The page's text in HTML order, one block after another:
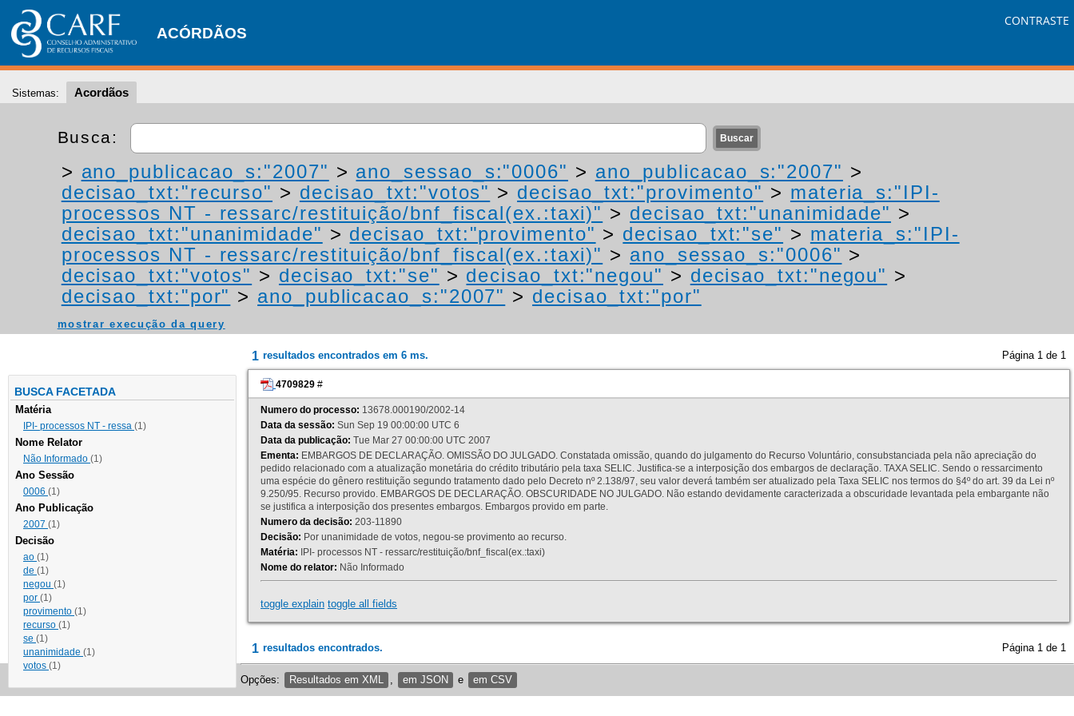
ACÓRDÃOS
CONTRASTE
Sistemas: Acordãos
Busca:
> ano_publicacao_s:"2007" > ano_sessao_s:"0006" > ano_publicacao_s:"2007" >
decisao_txt:"recurso" > decisao_txt:"votos" > decisao_txt:"provimento" > materia_s:"IPI-
processos NT - ressarc/restituição/bnf_fiscal(ex.:taxi)" > decisao_txt:"unanimidade" >
decisao_txt:"unanimidade" > decisao_txt:"provimento" > decisao_txt:"se" > materia_s:"IPI-
processos NT - ressarc/restituição/bnf_fiscal(ex.:taxi)" > ano_sessao_s:"0006" >
decisao_txt:"votos" > decisao_txt:"se" > decisao_txt:"negou" > decisao_txt:"negou" >
decisao_txt:"por" > ano_publicacao_s:"2007" > decisao_txt:"por"
mostrar execução da query
BUSCA FACETADA
Matéria
IPI- processos NT - ressa (1)
Nome Relator
Não Informado (1)
Ano Sessão
0006 (1)
Ano Publicação
2007 (1)
Decisão
ao (1)
de (1)
negou (1)
por (1)
provimento (1)
recurso (1)
se (1)
unanimidade (1)
votos (1)
1 resultados encontrados em 6 ms. Página 1 de 1
4709829 #
Numero do processo: 13678.000190/2002-14
Data da sessão: Sun Sep 19 00:00:00 UTC 6
Data da publicação: Tue Mar 27 00:00:00 UTC 2007
Ementa: EMBARGOS DE DECLARAÇÃO. OMISSÃO DO JULGADO. Constatada omissão, quando do julgamento do Recurso Voluntário, consubstanciada pela não apreciação do
pedido relacionado com a atualização monetária do crédito tributário pela taxa SELIC. Justifica-se a interposição dos embargos de declaração. TAXA SELIC. Sendo o ressarcimento
uma espécie do gênero restituição segundo tratamento dado pelo Decreto nº 2.138/97, seu valor deverá também ser atualizado pela Taxa SELIC nos termos do §4º do art. 39 da Lei nº
9.250/95. Recurso provido. EMBARGOS DE DECLARAÇÃO. OBSCURIDADE NO JULGADO. Não estando devidamente caracterizada a obscuridade levantada pela embargante não
se justifica a interposição dos presentes embargos. Embargos provido em parte.
Numero da decisão: 203-11890
Decisão: Por unanimidade de votos, negou-se provimento ao recurso.
Matéria: IPI- processos NT - ressarc/restituição/bnf_fiscal(ex.:taxi)
Nome do relator: Não Informado
toggle explain toggle all fields
1 resultados encontrados. Página 1 de 1
Opções: Resultados em XML em JSON e em CSV